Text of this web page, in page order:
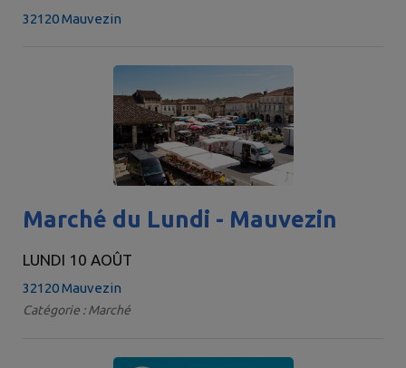
32120 Mauvezin
Marché du Lundi - Mauvezin
LUNDI 10 AOÛT
32120 Mauvezin
Catégorie : Marché